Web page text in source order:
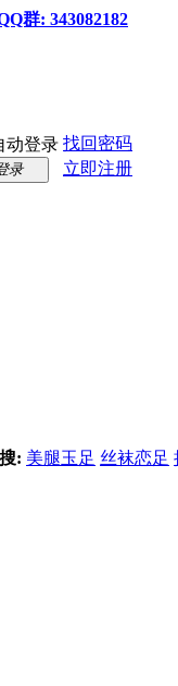
群: 343082182
动登录 找回密码
录
立即注册
: 美腿玉足 丝袜恋足